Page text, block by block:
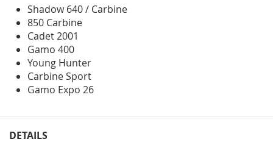
Shadow 640 / Carbine
850 Carbine
Cadet 2001
Gamo 400
Young Hunter
Carbine Sport
Gamo Expo 26
DETAILS